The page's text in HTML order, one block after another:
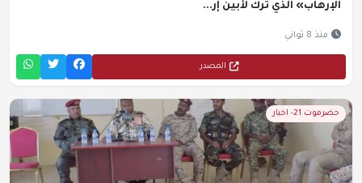
الإرهاب» الذي ترك لأبين إر...
منذ 8 ثواني
المصدر
حضرموت 21- اخبار